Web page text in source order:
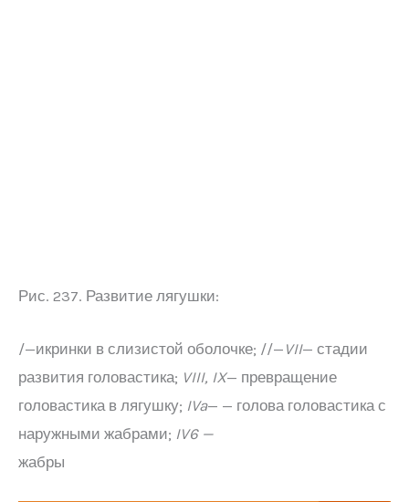
Рис. 237. Развитие лягушки:
/—икринки в слизистой оболочке; //— VII— стадии
развития головастика; VIII, IX— превращение
головастика в лягушку; IVa— — голова головастика с
наружными жабрами; IV6 —
жабры